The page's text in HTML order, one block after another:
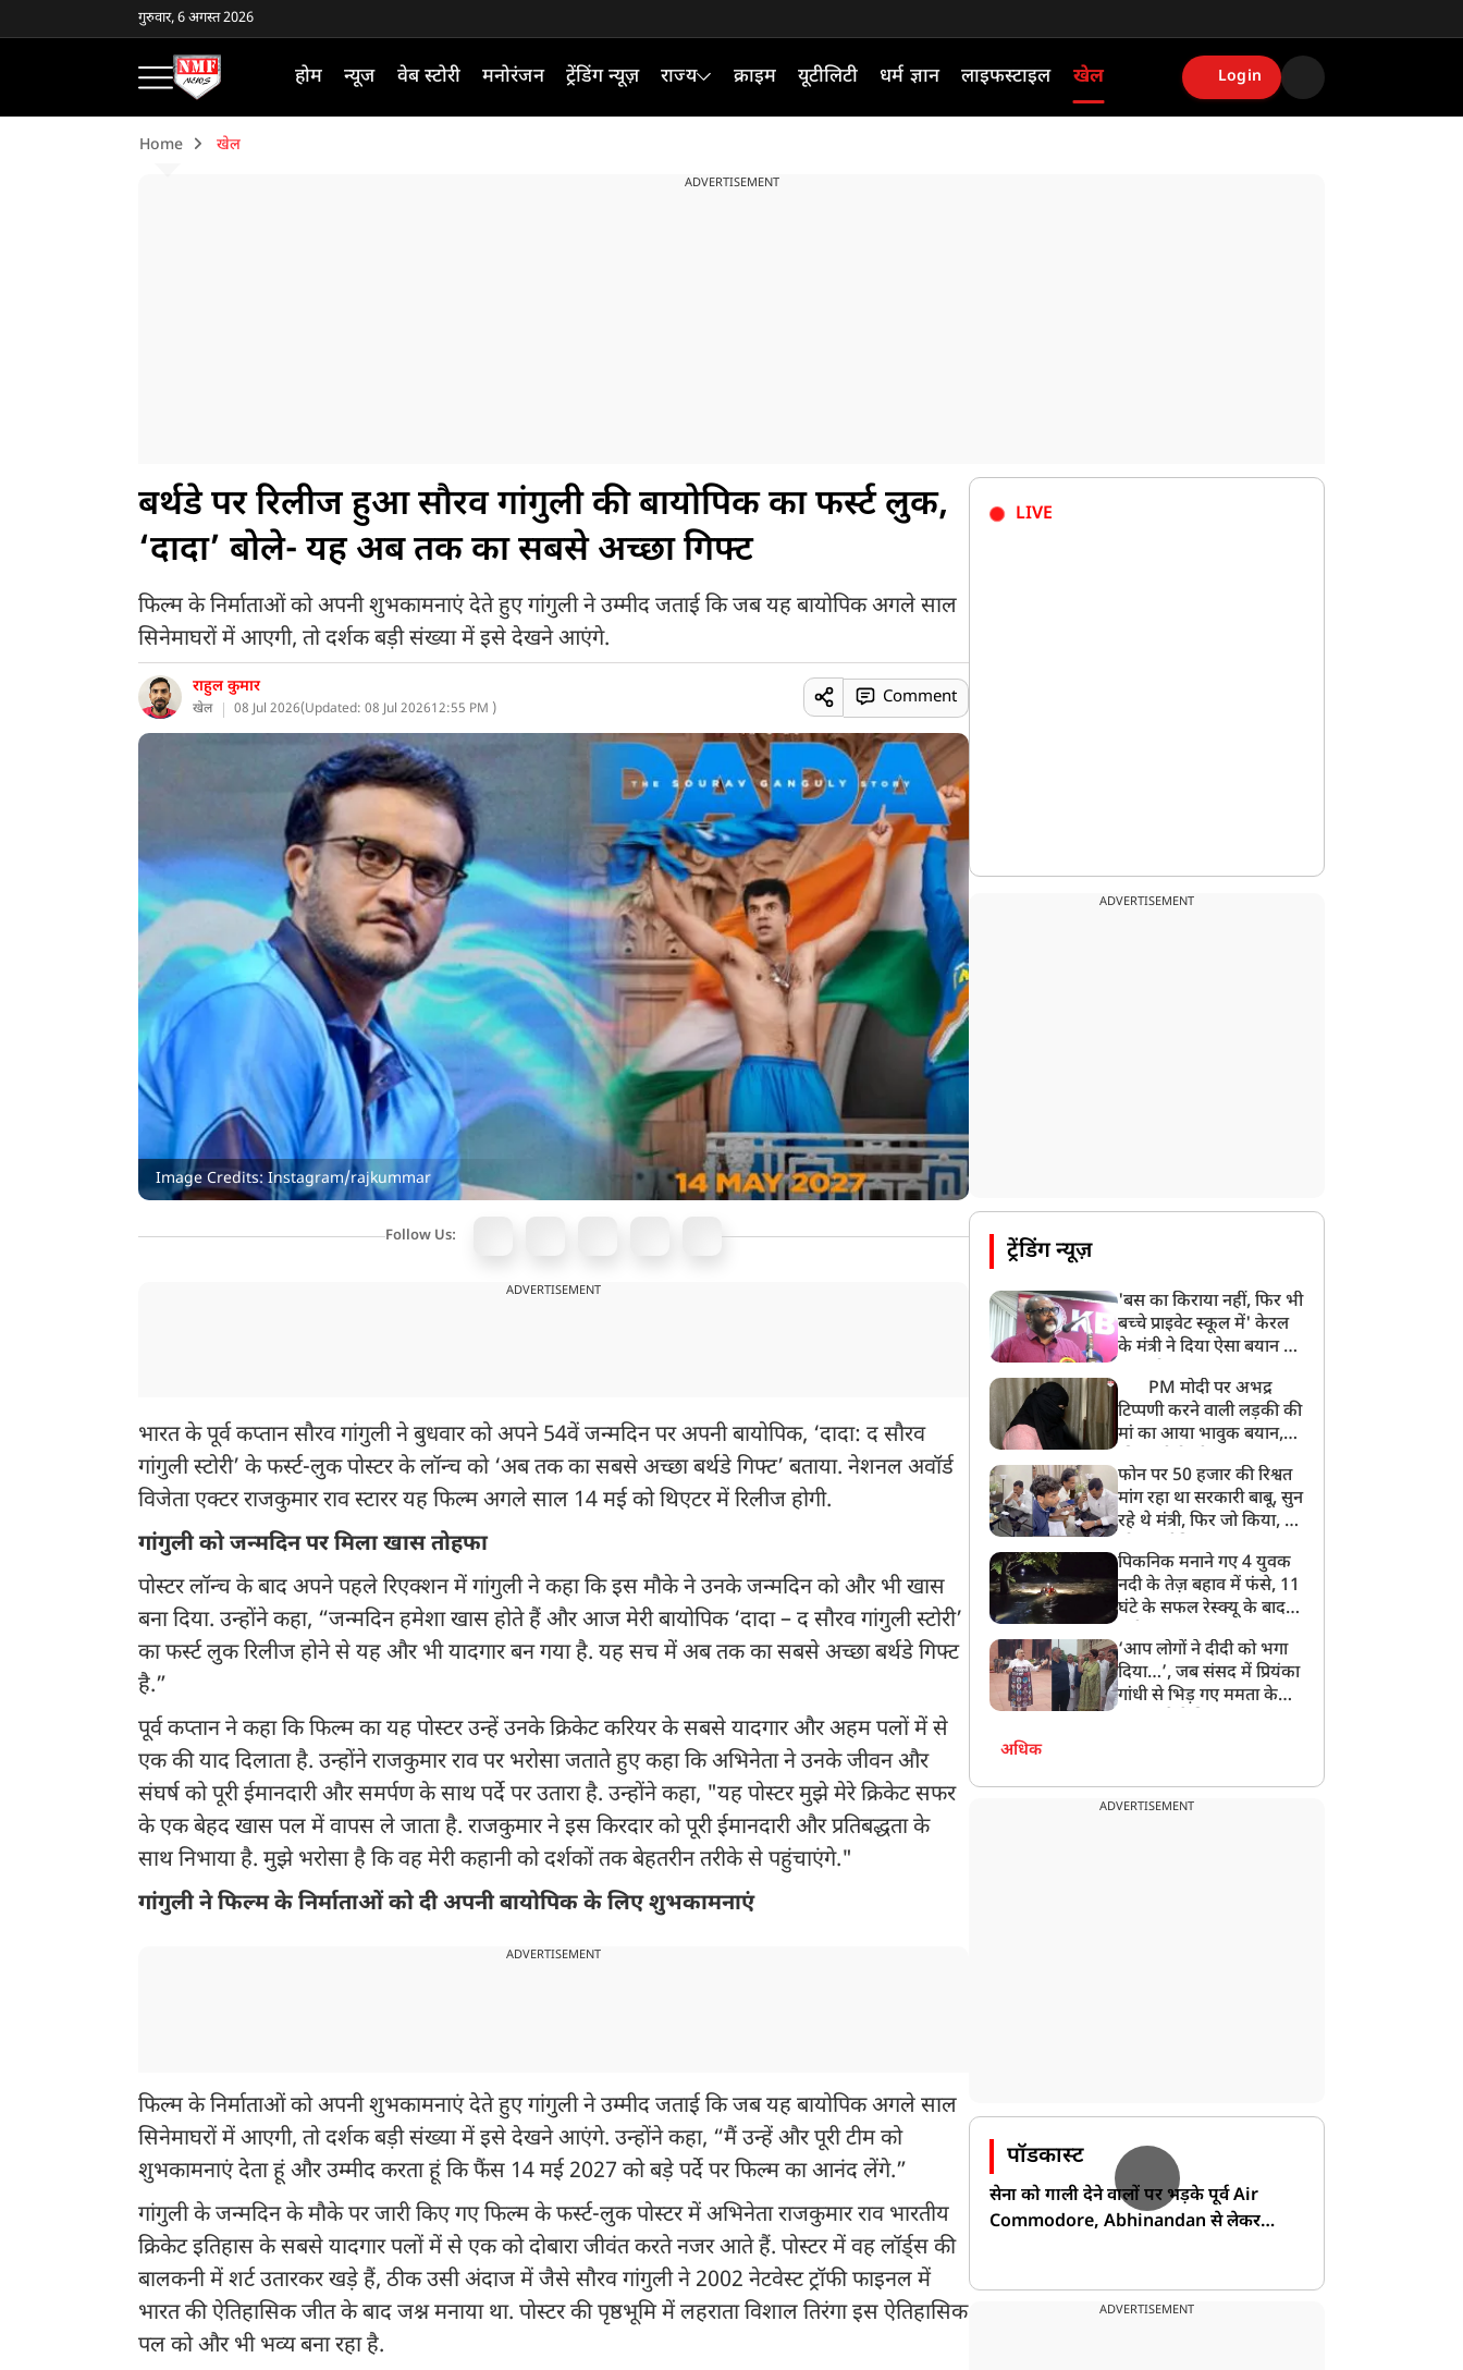
गुरुवार, 6 अगस्त 2026
होम न्यूज वेब स्टोरी मनोरंजन ट्रेंडिंग न्यूज़ राज्य क्राइम यूटीलिटी धर्म ज्ञान लाइफस्टाइल खेल Login
Home खेल
ADVERTISEMENT
बर्थडे पर रिलीज हुआ सौरव गांगुली की बायोपिक का फर्स्ट लुक,
‘दादा’ बोले- यह अब तक का सबसे अच्छा गिफ्ट
फिल्म के निर्माताओं को अपनी शुभकामनाएं देते हुए गांगुली ने उम्मीद जताई कि जब यह बायोपिक अगले साल
सिनेमाघरों में आएगी, तो दर्शक बड़ी संख्या में इसे देखने आएंगे.
राहुल कुमार
खेल 08 Jul 2026(Updated: 08 Jul 202612:55 PM )
Comment
Image Credits: Instagram/rajkummar
Follow Us:
ADVERTISEMENT
भारत के पूर्व कप्तान सौरव गांगुली ने बुधवार को अपने 54वें जन्मदिन पर अपनी बायोपिक, ‘दादा: द सौरव
गांगुली स्टोरी’ के फर्स्ट-लुक पोस्टर के लॉन्च को ‘अब तक का सबसे अच्छा बर्थडे गिफ्ट’ बताया. नेशनल अवॉर्ड
विजेता एक्टर राजकुमार राव स्टारर यह फिल्म अगले साल 14 मई को थिएटर में रिलीज होगी.
गांगुली को जन्मदिन पर मिला खास तोहफा
पोस्टर लॉन्च के बाद अपने पहले रिएक्शन में गांगुली ने कहा कि इस मौके ने उनके जन्मदिन को और भी खास
बना दिया. उन्होंने कहा, “जन्मदिन हमेशा खास होते हैं और आज मेरी बायोपिक ‘दादा – द सौरव गांगुली स्टोरी’
का फर्स्ट लुक रिलीज होने से यह और भी यादगार बन गया है. यह सच में अब तक का सबसे अच्छा बर्थडे गिफ्ट
है.”
पूर्व कप्तान ने कहा कि फिल्म का यह पोस्टर उन्हें उनके क्रिकेट करियर के सबसे यादगार और अहम पलों में से
एक की याद दिलाता है. उन्होंने राजकुमार राव पर भरोसा जताते हुए कहा कि अभिनेता ने उनके जीवन और
संघर्ष को पूरी ईमानदारी और समर्पण के साथ पर्दे पर उतारा है. उन्होंने कहा, "यह पोस्टर मुझे मेरे क्रिकेट सफर
के एक बेहद खास पल में वापस ले जाता है. राजकुमार ने इस किरदार को पूरी ईमानदारी और प्रतिबद्धता के
साथ निभाया है. मुझे भरोसा है कि वह मेरी कहानी को दर्शकों तक बेहतरीन तरीके से पहुंचाएंगे."
गांगुली ने फिल्म के निर्माताओं को दी अपनी बायोपिक के लिए शुभकामनाएं
ADVERTISEMENT
फिल्म के निर्माताओं को अपनी शुभकामनाएं देते हुए गांगुली ने उम्मीद जताई कि जब यह बायोपिक अगले साल
सिनेमाघरों में आएगी, तो दर्शक बड़ी संख्या में इसे देखने आएंगे. उन्होंने कहा, “मैं उन्हें और पूरी टीम को
शुभकामनाएं देता हूं और उम्मीद करता हूं कि फैंस 14 मई 2027 को बड़े पर्दे पर फिल्म का आनंद लेंगे.”
गांगुली के जन्मदिन के मौके पर जारी किए गए फिल्म के फर्स्ट-लुक पोस्टर में अभिनेता राजकुमार राव भारतीय
क्रिकेट इतिहास के सबसे यादगार पलों में से एक को दोबारा जीवंत करते नजर आते हैं. पोस्टर में वह लॉर्ड्स की
बालकनी में शर्ट उतारकर खड़े हैं, ठीक उसी अंदाज में जैसे सौरव गांगुली ने 2002 नेटवेस्ट ट्रॉफी फाइनल में
भारत की ऐतिहासिक जीत के बाद जश्न मनाया था. पोस्टर की पृष्ठभूमि में लहराता विशाल तिरंगा इस ऐतिहासिक
पल को और भी भव्य बना रहा है.
LIVE
ADVERTISEMENT
ट्रेंडिंग न्यूज़
'बस का किराया नहीं, फिर भी
बच्चे प्राइवेट स्कूल में' केरल
के मंत्री ने दिया ऐसा बयान की
PM मोदी पर अभद्र
टिप्पणी करने वाली लड़की की
मां का आया भावुक बयान,
बेटी को गोद लें प्रधानमंत्री
फोन पर 50 हजार की रिश्वत
मांग रहा था सरकारी बाबू, सुन
रहे थे मंत्री, फिर जो किया, वो
पिकनिक मनाने गए 4 युवक
नदी के तेज़ बहाव में फंसे, 11
घंटे के सफल रेस्क्यू के बाद
‘आप लोगों ने दीदी को भगा
दिया…’, जब संसद में प्रियंका
गांधी से भिड़ गए ममता के
अधिक
ADVERTISEMENT
पॉडकास्ट
सेना को गाली देने वालों पर भड़के पूर्व Air
Commodore, Abhinandan से लेकर
ADVERTISEMENT